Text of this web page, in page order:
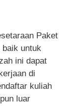
Paket
baik untuk
ini dapat
di
kuliah
luar